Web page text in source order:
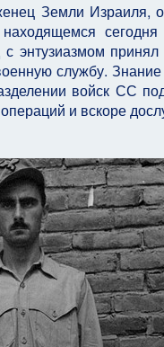
Земли Израиля,
службу. Знание
войск СС
и вскоре